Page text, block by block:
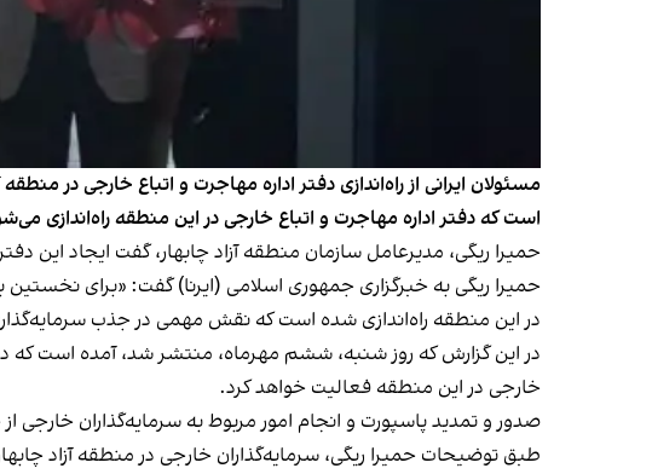
است که دفتر اداره مهاجرت و اتباع خارجی در این منطقه راه‌اندازی
حمیرا ریگی، مدیرعامل سازمان منطقه آزاد چابهار، گفت ایجاد
در این منطقه راه‌اندازی شده است که نقش مهمی در جذب
در این گزارش که روز شنبه، ششم مهرماه، منتشر شد، آمده است که
خارجی در این منطقه فعالیت خواهد کرد.
صدور و تمدید پاسپورت و انجام امور مربوط به سرمایه‌گذاران
طبق توضیحات حمیرا ریگی، سرمایه‌گذاران خارجی در منطقه آزاد